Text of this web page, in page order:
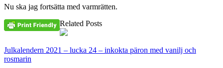
Nu ska jag fortsätta med varmrätten.
Related Posts
Julkalendern 2021 – lucka 24 – inkokta päron med vanilj och
rosmarin